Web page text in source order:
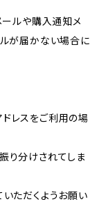
ールや購入通知メ
ルが届かない場合に
レスをご利用の場
り分けされてしま
ただくようお願い